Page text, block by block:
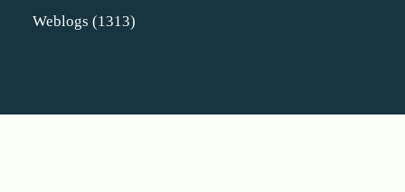
Weblogs (1313)